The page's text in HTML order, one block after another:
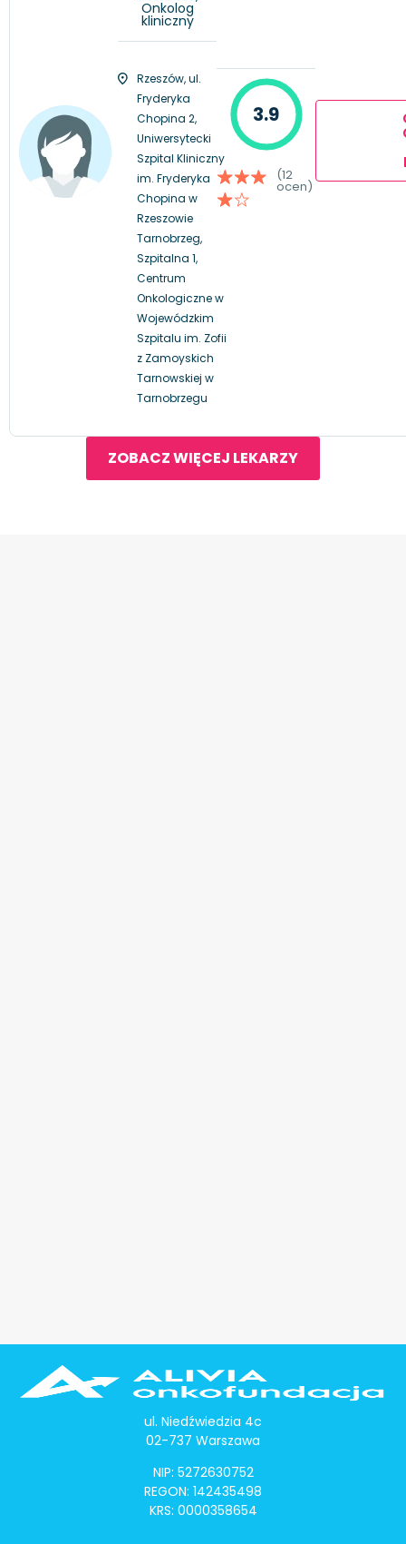
Onkolog
kliniczny
Rzeszów, ul.
Fryderyka
Chopina 2,
Uniwersytecki
Szpital Kliniczny
im. Fryderyka
Chopina w
Rzeszowie
Tarnobrzeg,
Szpitalna 1,
Centrum
Onkologiczne w
Wojewódzkim
Szpitalu im. Zofii
z Zamoyskich
Tarnowskiej w
Tarnobrzegu
3.9
(12
ocen)
ZOBACZ WIĘCEJ LEKARZY
ul. Niedźwiedzia 4c
02-737 Warszawa
NIP: 5272630752
REGON: 142435498
KRS: 0000358654